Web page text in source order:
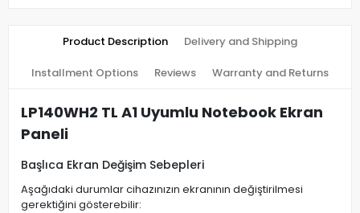
Product Description Delivery and Shipping
Installment Options Reviews Warranty and Returns
LP140WH2 TL A1 Uyumlu Notebook Ekran
Paneli
Başlıca Ekran Değişim Sebepleri
Aşağıdaki durumlar cihazınızın ekranının değiştirilmesi
gerektiğini gösterebilir: